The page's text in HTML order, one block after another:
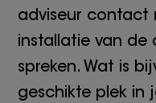
adviseur
installatie van
spreken. Wat is
geschikte plek in